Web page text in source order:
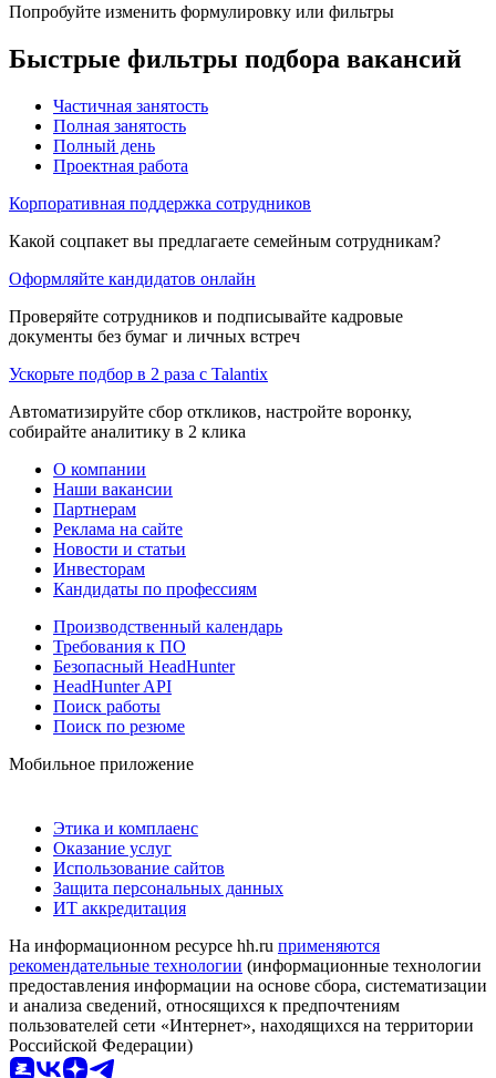
Попробуйте изменить формулировку или фильтры
Быстрые фильтры подбора вакансий
Частичная занятость
Полная занятость
Полный день
Проектная работа
Корпоративная поддержка сотрудников
Какой соцпакет вы предлагаете семейным сотрудникам?
Оформляйте кандидатов онлайн
Проверяйте сотрудников и подписывайте кадровые
документы без бумаг и личных встреч
Ускорьте подбор в 2 раза с Talantix
Автоматизируйте сбор откликов, настройте воронку,
собирайте аналитику в 2 клика
О компании
Наши вакансии
Партнерам
Реклама на сайте
Новости и статьи
Инвесторам
Кандидаты по профессиям
Производственный календарь
Требования к ПО
Безопасный HeadHunter
HeadHunter API
Поиск работы
Поиск по резюме
Мобильное приложение
Этика и комплаенс
Оказание услуг
Использование сайтов
Защита персональных данных
ИТ аккредитация
На информационном ресурсе hh.ru применяются
рекомендательные технологии (информационные технологии
предоставления информации на основе сбора, систематизации
и анализа сведений, относящихся к предпочтениям
пользователей сети «Интернет», находящихся на территории
Российской Федерации)